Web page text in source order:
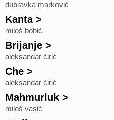
dubravka marković
Kanta>
miloš bobić
Brijanje >
aleksandar ćirić
Che >
aleksandar ćirić
Mahmurluk >
miloš vasić